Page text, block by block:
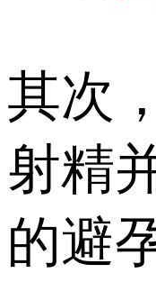
其次
射精
的避